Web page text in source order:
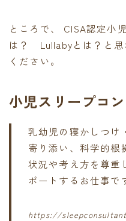
ところで、 CISA認定小
は？ Lullabyとは？と思
ください。
小児スリープコ
乳幼児の寝かしつけ
寄り添い、科学的根
状況や考え方を尊重
ポートするお仕事で
https://